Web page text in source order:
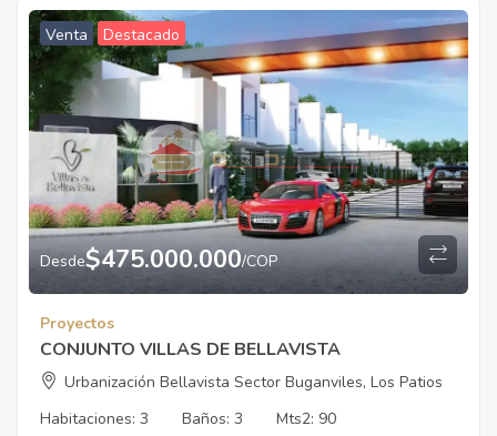
Venta Destacado
Desde$475.000.000/COP
Proyectos
CONJUNTO VILLAS DE BELLAVISTA
Urbanización Bellavista Sector Buganviles, Los Patios
Habitaciones: 3 Baños: 3 Mts2: 90